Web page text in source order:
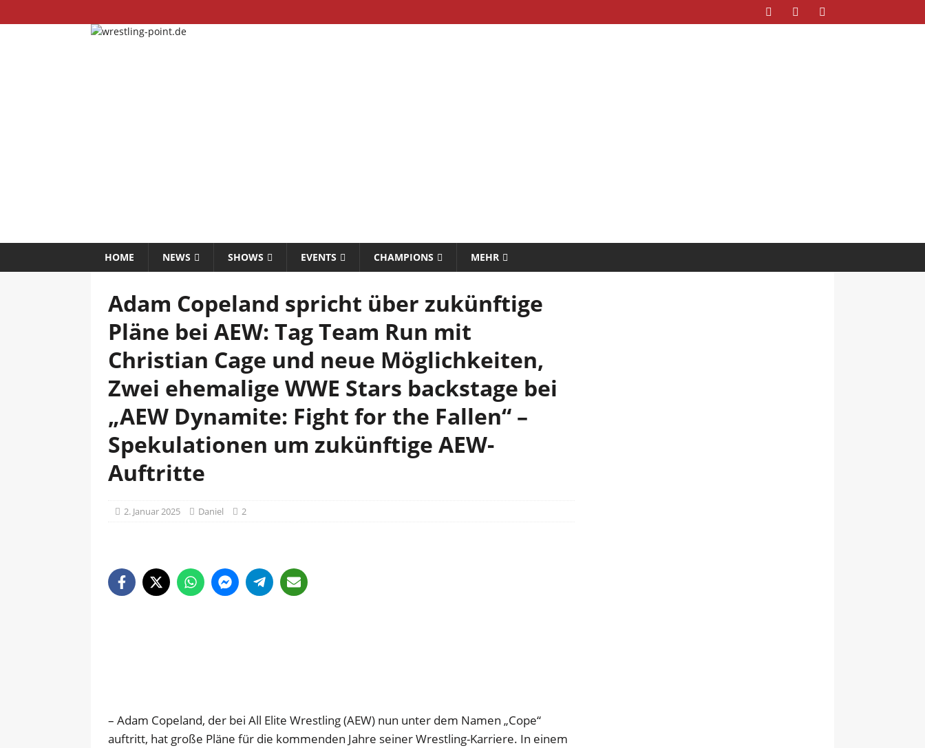
HOME NEWS SHOWS EVENTS CHAMPIONS MEHR
Adam Copeland spricht über zukünftige
Pläne bei AEW: Tag Team Run mit
Christian Cage und neue Möglichkeiten,
Zwei ehemalige WWE Stars backstage bei
„AEW Dynamite: Fight for the Fallen“ –
Spekulationen um zukünftige AEW-
Auftritte
2. Januar 2025 Daniel 2
– Adam Copeland, der bei All Elite Wrestling (AEW) nun unter dem Namen „Cope“
auftritt, hat große Pläne für die kommenden Jahre seiner Wrestling-Karriere. In einem